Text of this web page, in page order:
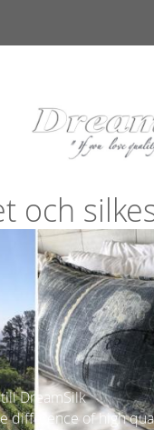
och
DreamSilk
difference of high